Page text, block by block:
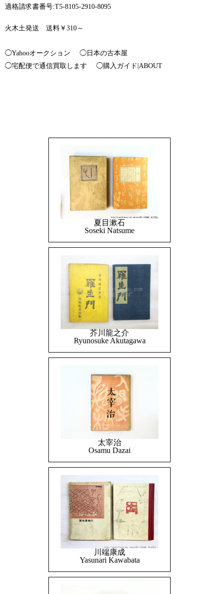
適格請求書番号:T5-8105-2910-8095
火木土発送 送料￥310～
◯Yahooオークション
◯日本の古本屋
◯宅配便で通信買取します
◯購入ガイド|ABOUT
夏目漱石
Soseki Natsume
芥川龍之介
Ryunosuke Akutagawa
太宰治
Osamu Dazai
川端康成
Yasunari Kawabata